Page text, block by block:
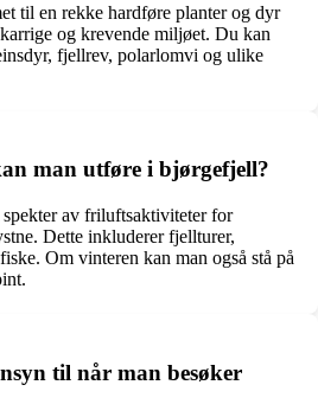
til en rekke hardføre planter og dyr
og krevende miljøet. Du kan
fjellrev, polarlomvi og ulike
man utføre i bjørgefjell?
av friluftsaktiviteter for
Dette inkluderer fjellturer,
Om vinteren kan man også stå på
til når man besøker